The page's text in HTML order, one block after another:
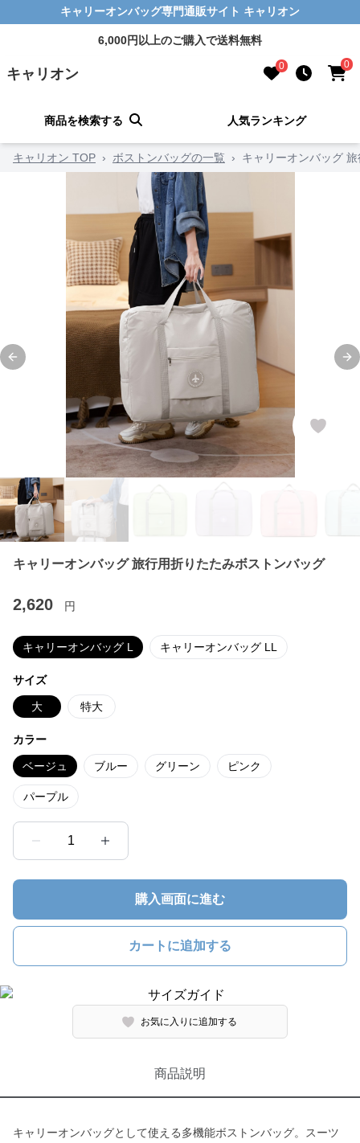
キャリーオンバッグ専門通販サイト キャリオン
6,000円以上のご購入で送料無料
キャリオン 0 0
商品を検索する 人気ランキング
キャリオン TOP › ボストンバッグの一覧 › キャリーオンバッグ
Previous slide
キャリーオンバッグ 旅行用折りたたみボストンバッグ
2,620 円
キャリーオンバッグ L キャリーオンバッグ LL
サイズ
大 特大
カラー
ベージュ ブルー グリーン ピンク
パープル
1
購入画面に進む
カートに追加する
お気に入りに追加する
商品説明
キャリーオンバッグとして使える多機能ボストンバッグ。スーツ